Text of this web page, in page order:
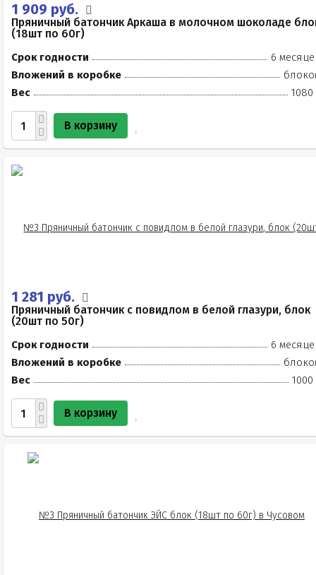
1 909 руб.
Пряничный батончик Аркаша в молочном шоколаде
(18шт по 60г)
Срок годности
6
Вложений в коробке
Вес
1080
В корзину
1 281 руб.
Пряничный батончик с повидлом в белой глазури, блок
(20шт по 50г)
Срок годности
6
Вложений в коробке
Вес
1000
В корзину